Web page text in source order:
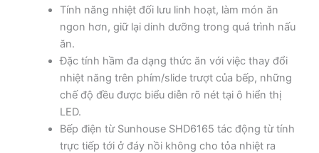
Tính năng nhiệt đối lưu linh hoạt, làm món ăn
ngon hơn, giữ lại dinh dưỡng trong quá trình nấu
ăn.
Đặc tính hầm đa dạng thức ăn với việc thay đổi
nhiệt năng trên phím/slide trượt của bếp, những
chế độ đều được biểu diễn rõ nét tại ô hiển thị
LED.
Bếp điện từ Sunhouse SHD6165 tác động từ tính
trực tiếp tới ở đáy nồi không cho tỏa nhiệt ra